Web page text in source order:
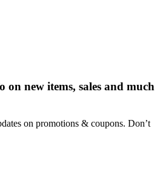
on new items, sales and much
on promotions & coupons. Don’t